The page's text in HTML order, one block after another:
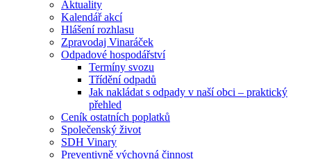
Aktuality
Kalendář akcí
Hlášení rozhlasu
Zpravodaj Vinaráček
Odpadové hospodářství
Termíny svozu
Třídění odpadů
Jak nakládat s odpady v naší obci – praktický
přehled
Ceník ostatních poplatků
Společenský život
SDH Vinary
Preventivně výchovná činnost